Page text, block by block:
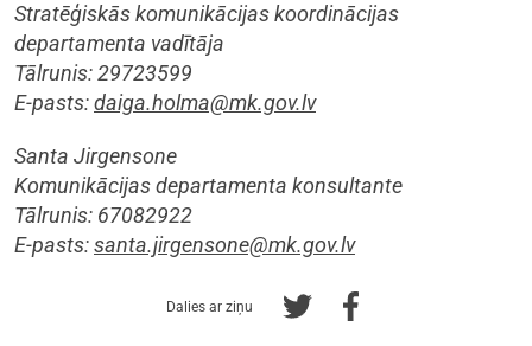
Stratēģiskās komunikācijas koordinācijas
departamenta vadītāja
Tālrunis: 29723599
E-pasts:daiga.holma@mk.gov.lv
Santa Jirgensone
Komunikācijas departamenta konsultante
Tālrunis: 67082922
E-pasts:santa.jirgensone@mk.gov.lv
Dalies ar ziņu